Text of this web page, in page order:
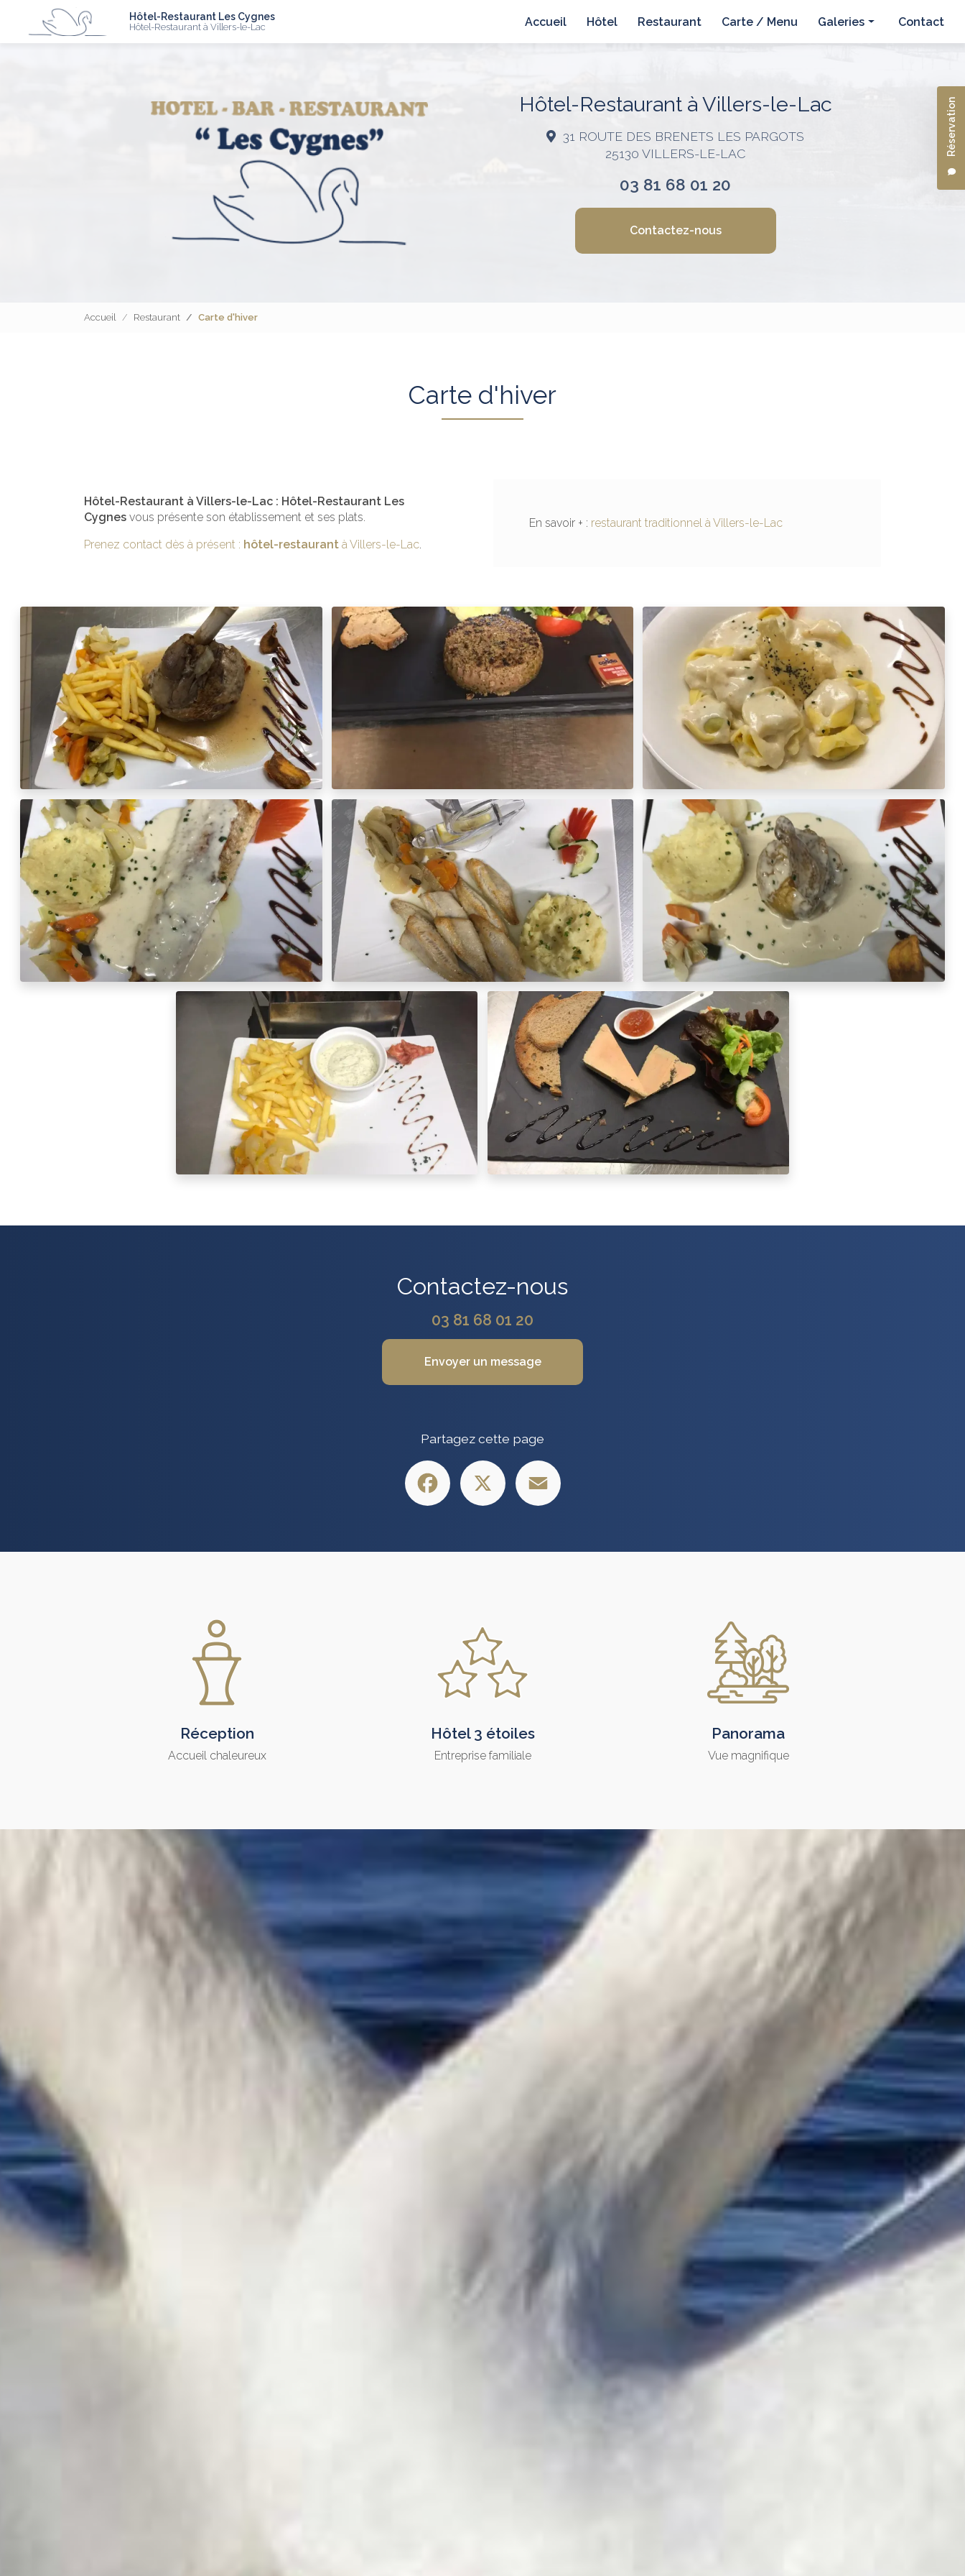
contenu
Hôtel-Restaurant Les Cygnes
Hôtel-Restaurant à Villers-le-Lac
Réservation
Accueil
Hôtel Restaurant Carte / Menu Galeries Contact
Hôtel-Restaurant à Villers-le-Lac
31 ROUTE DES BRENETS LES PARGOTS
25130 VILLERS-LE-LAC
03 81 68 01 20
Contactez-nous
Accueil Restaurant Carte d'hiver
Carte d'hiver
Hôtel-Restaurant à Villers-le-Lac : Hôtel-Restaurant Les
Cygnes vous présente son établissement et ses plats.
Prenez contact dès à présent : hôtel-restaurant à Villers-le-Lac.
En savoir + : restaurant traditionnel à Villers-le-Lac
Contactez-nous
03 81 68 01 20
Envoyer un message
Partagez cette page
Facebook
Réception
Accueil chaleureux
Hôtel 3 étoiles
Entreprise familiale
Panorama
Vue magnifique